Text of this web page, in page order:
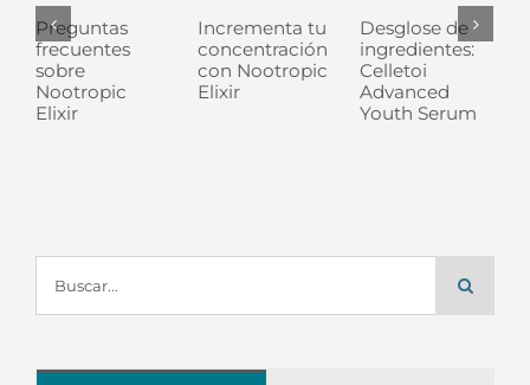
Preguntas
frecuentes
sobre
Nootropic
Elixir
Incrementa tu
concentración
con Nootropic
Elixir
Desglose de
ingredientes:
Celletoi
Advanced
Youth Serum